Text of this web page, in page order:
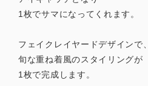
1枚でサマになってくれます。
フェイクレイヤードデザインで、
旬な重ね着風のスタイリングが
1枚で完成します。